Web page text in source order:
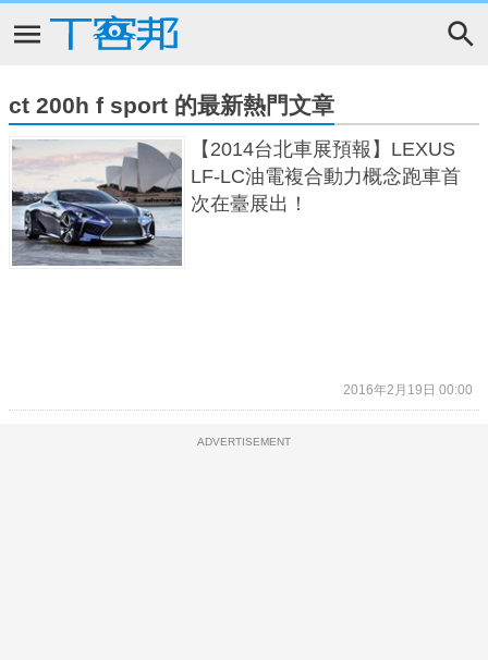
ct 200h f sport 的最新熱門文章
【2014台北車展預報】LEXUS
LF-LC油電複合動力概念跑車首
次在臺展出！
2016年2月19日 00:00
ADVERTISEMENT